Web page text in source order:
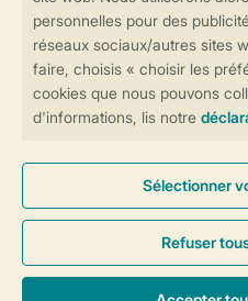
Plus d’infos
Transmission sécurisée
Paiement sécurisé
Conditions générales